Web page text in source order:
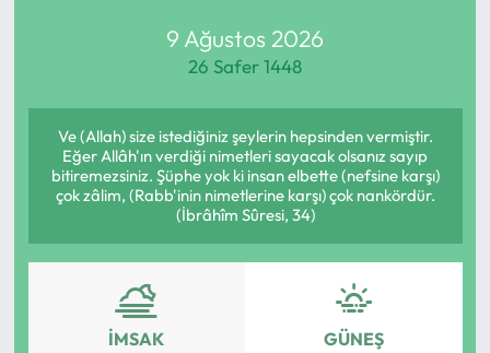
9 Ağustos 2026
26 Safer 1448
Ve (Allah) size istediğiniz şeylerin hepsinden vermiştir.
Eğer Allâh'ın verdiği nimetleri sayacak olsanız sayıp
bitiremezsiniz. Şüphe yok ki insan elbette (nefsine karşı)
çok zâlim, (Rabb'inin nimetlerine karşı) çok nankördür.
(İbrâhîm Sûresi, 34)
İMSAK GÜNEŞ
Araştırma-Rapor